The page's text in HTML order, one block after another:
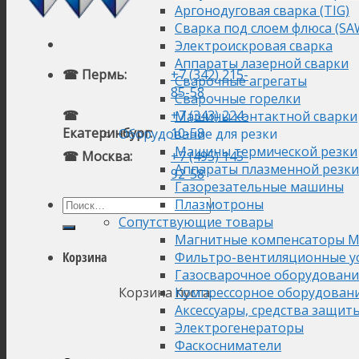
☎ Пермь:
+7 (342) 215-
85-58
☎
Екатеринбург:
+7 (343) 224-
10-58
☎ Москва:
+7 (495) 145-
92-58
Корзина
Корзина пуста.
Аргонодуговая сварка (TIG)
Сварка под слоем флюса
Электроискровая сварка
Аппараты лазерной сварки
Сварочные агрегаты
Сварочные горелки
Машины контактной сварки
Оборудование для резки
Машины термической резки
Аппараты плазменной резки
Газорезательные машины
Плазмотроны
Сопутствующие товары
Магнитные компенсаторы
Фильтро-вентиляционные
Газосварочное
Компрессорное
Аксессуары, средства
Электрогенераторы
Фаскосниматели